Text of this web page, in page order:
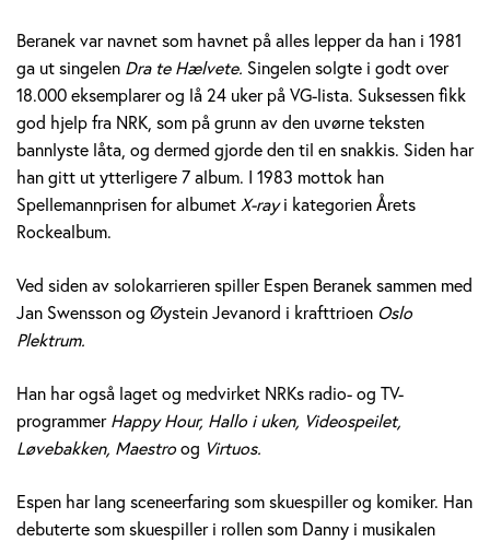
B
e
r
a
n
e
k
H
o
l
m
Beranek var navnet som havnet på alles lepper da han i 1981
ga ut singelen Dra te Hælvete. Singelen solgte i godt over
18.000 eksemplarer og lå 24 uker på VG-lista. Suksessen fikk
god hjelp fra NRK, som på grunn av den uvørne teksten
bannlyste låta, og dermed gjorde den til en snakkis. Siden har
han gitt ut ytterligere 7 album. I 1983 mottok han
Spellemannprisen for albumetX-rayi kategorien Årets
Rockealbum.
Ved siden av solokarrieren spiller Espen Beranek sammen med
Jan Swensson og Øystein Jevanord i krafttrioen Oslo
Plektrum.
Han har også laget og medvirket NRKs radio- og TV-
programmerHappy Hour, Hallo i uken, Videospeilet,
Løvebakken, Maestroog Virtuos.
Espen har lang sceneerfaring som skuespiller og komiker. Han
debuterte som skuespiller i rollen som Danny i musikalen